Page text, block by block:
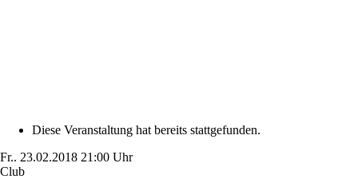
Diese Veranstaltung hat bereits stattgefunden.
Fr.. 23.02.2018 21:00 Uhr
Club